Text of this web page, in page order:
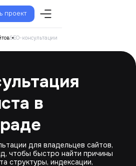
проект
SEO-консультации
в
для владельцев сайтов,
чтобы быстро найти причины
структуры, индексации,